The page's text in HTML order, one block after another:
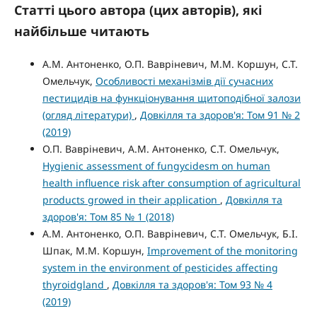
Статті цього автора (цих авторів), які
найбільше читають
А.М. Антоненко, О.П. Вавріневич, М.М. Коршун, С.Т.
Омельчук, Особливості механізмів дії сучасних
пестицидів на функціонування щитоподібної залози
(огляд літератури) , Довкілля та здоров'я: Том 91 № 2
(2019)
О.П. Вавріневич, А.М. Антоненко, С.Т. Омельчук,
Hygienic assessment of fungycidesm on human
health influence risk after consumption of agricultural
products growed in their application , Довкілля та
здоров'я: Том 85 № 1 (2018)
А.М. Антоненко, О.П. Вавріневич, С.Т. Омельчук, Б.І.
Шпак, М.М. Коршун, Improvement of the monitoring
system in the environment of pesticides affecting
thyroidgland , Довкілля та здоров'я: Том 93 № 4
(2019)